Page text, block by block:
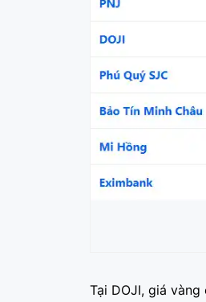
Tại DOJI, giá